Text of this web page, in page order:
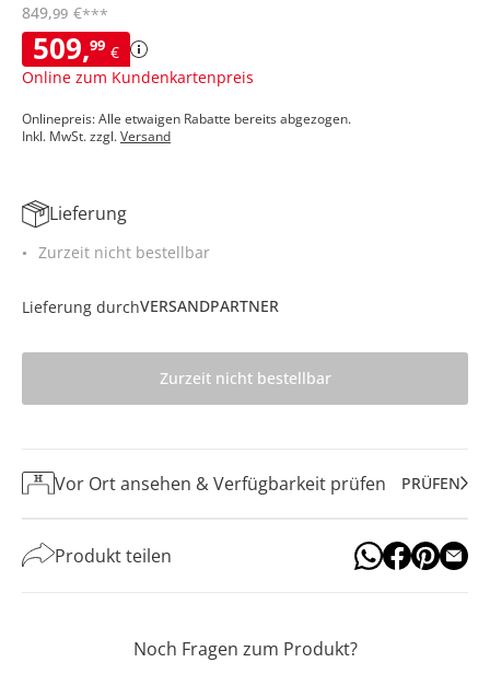
509,99 €
Online zum Kundenkartenpreis
849,99 €***
Onlinepreis: Alle etwaigen Rabatte bereits abgezogen.
Inkl. MwSt. zzgl.Versand
Lieferung
Zurzeit nicht bestellbar
Lieferung durchVERSANDPARTNER
Zurzeit nicht bestellbar
Vor Ort ansehen & Verfügbarkeit prüfen PRÜFEN
Produkt teilen
Noch Fragen zum Produkt?